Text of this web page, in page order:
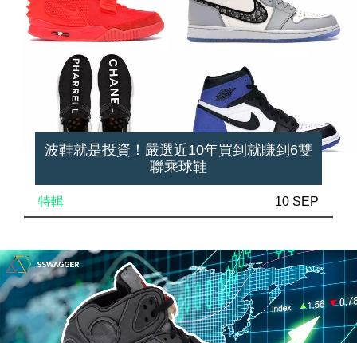
波鞋就是投資！嚴選近10年買到就賺到6雙
聯乘球鞋
特輯 10 SEP